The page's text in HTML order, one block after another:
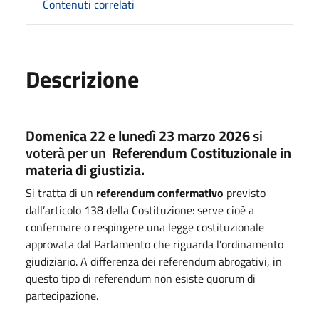
Contenuti correlati
Descrizione
Domenica 22 e lunedì 23 marzo 2026si
voterà per un Referendum Costituzionale in
materia di giustizia.
Si tratta di un referendum confermativo previsto
dall’articolo 138 della Costituzione: serve cioè a
confermare o respingere una legge costituzionale
approvata dal Parlamento che riguarda l’ordinamento
giudiziario. A differenza dei referendum abrogativi, in
questo tipo di referendum non esiste quorum di
partecipazione.